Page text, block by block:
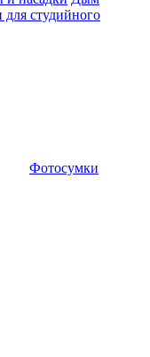
студийного
Фотосумки